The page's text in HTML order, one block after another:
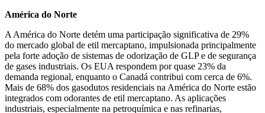
América do Norte
A América do Norte detém uma participação significativa de 29%
do mercado global de etil mercaptano, impulsionada principalmente
pela forte adoção de sistemas de odorização de GLP e de segurança
de gases industriais. Os EUA respondem por quase 23% da
demanda regional, enquanto o Canadá contribui com cerca de 6%.
Mais de 68% dos gasodutos residenciais na América do Norte estão
integrados com odorantes de etil mercaptano. As aplicações
industriais, especialmente na petroquímica e nas refinarias,